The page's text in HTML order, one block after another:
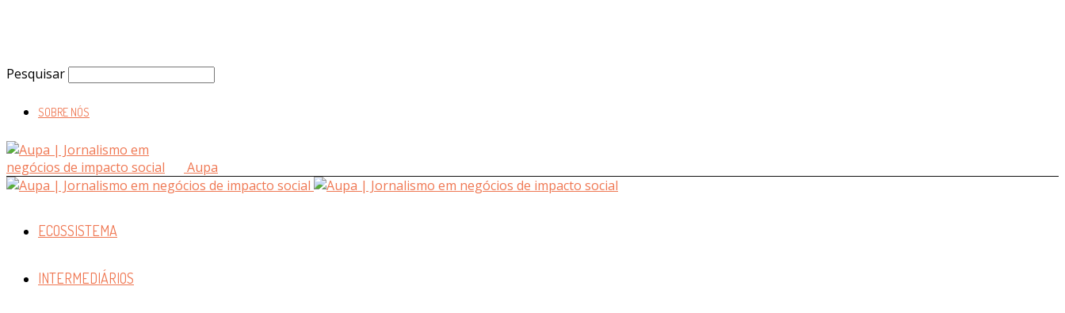
Pesquisar
SOBRE NÓS
Aupa
ECOSSISTEMA
INTERMEDIÁRIOS